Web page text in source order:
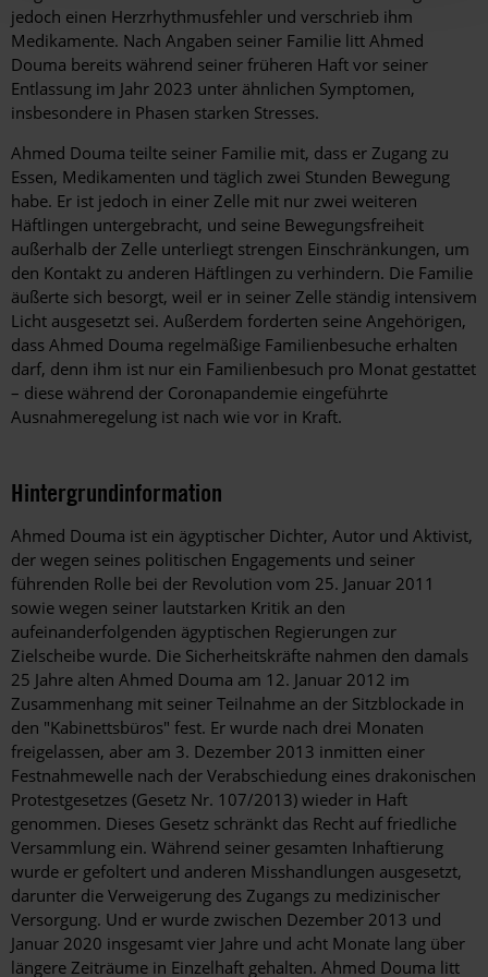
jedoch einen Herzrhythmusfehler und verschrieb ihm
Medikamente. Nach Angaben seiner Familie litt Ahmed
Douma bereits während seiner früheren Haft vor seiner
Entlassung im Jahr 2023 unter ähnlichen Symptomen,
insbesondere in Phasen starken Stresses.
Ahmed Douma teilte seiner Familie mit, dass er Zugang zu
Essen, Medikamenten und täglich zwei Stunden Bewegung
habe. Er ist jedoch in einer Zelle mit nur zwei weiteren
Häftlingen untergebracht, und seine Bewegungsfreiheit
außerhalb der Zelle unterliegt strengen Einschränkungen, um
den Kontakt zu anderen Häftlingen zu verhindern. Die Familie
äußerte sich besorgt, weil er in seiner Zelle ständig intensivem
Licht ausgesetzt sei. Außerdem forderten seine Angehörigen,
dass Ahmed Douma regelmäßige Familienbesuche erhalten
darf, denn ihm ist nur ein Familienbesuch pro Monat gestattet
– diese während der Coronapandemie eingeführte
Ausnahmeregelung ist nach wie vor in Kraft.
Hintergrundinformation
Hintergrund
Ahmed Douma ist ein ägyptischer Dichter, Autor und Aktivist,
der wegen seines politischen Engagements und seiner
führenden Rolle bei der Revolution vom 25. Januar 2011
sowie wegen seiner lautstarken Kritik an den
aufeinanderfolgenden ägyptischen Regierungen zur
Zielscheibe wurde. Die Sicherheitskräfte nahmen den damals
25 Jahre alten Ahmed Douma am 12. Januar 2012 im
Zusammenhang mit seiner Teilnahme an der Sitzblockade in
den "Kabinettsbüros" fest. Er wurde nach drei Monaten
freigelassen, aber am 3. Dezember 2013 inmitten einer
Festnahmewelle nach der Verabschiedung eines drakonischen
Protestgesetzes (Gesetz Nr. 107/2013) wieder in Haft
genommen. Dieses Gesetz schränkt das Recht auf friedliche
Versammlung ein. Während seiner gesamten Inhaftierung
wurde er gefoltert und anderen Misshandlungen ausgesetzt,
darunter die Verweigerung des Zugangs zu medizinischer
Versorgung. Und er wurde zwischen Dezember 2013 und
Januar 2020 insgesamt vier Jahre und acht Monate lang über
längere Zeiträume in Einzelhaft gehalten. Ahmed Douma litt